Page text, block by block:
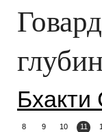
Бхакти
8 9 10 11